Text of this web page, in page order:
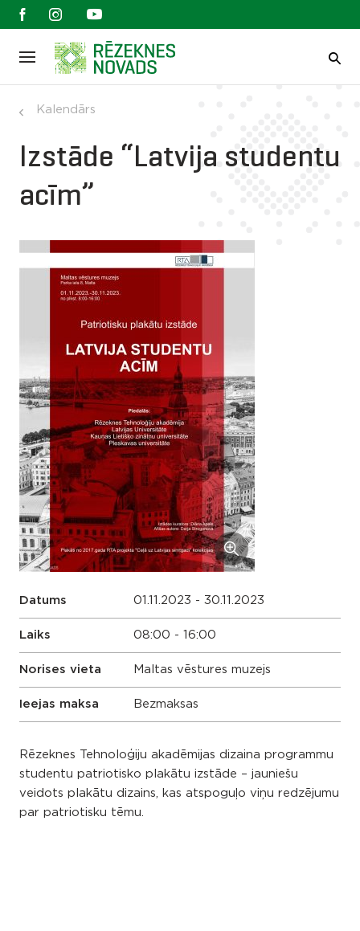
Kalendārs
Izstāde “Latvija studentu
acīm”
Datums 01.11.2023 - 30.11.2023
Laiks 08:00 - 16:00
Norises vieta Maltas vēstures muzejs
Ieejas maksa Bezmaksas
Rēzeknes Tehnoloģiju akadēmijas dizaina programmu
studentu patriotisko plakātu izstāde – jauniešu
veidots plakātu dizains, kas atspoguļo viņu redzējumu
par patriotisku tēmu.